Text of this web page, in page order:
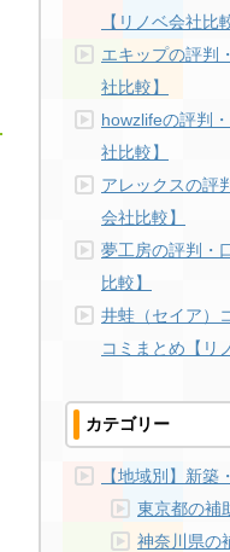
【リノベ会社比
エキップの評判
社比較】
howzlifeの評判
社比較】
アレックスの評
会社比較】
夢工房の評判・
比較】
井蛙（セイア）
コミまとめ【リ
カテゴリー
【地域別】新
東京都の補
神奈川県の